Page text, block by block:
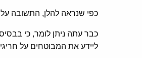
כפי שנראה להלן, התשובה
ליידע את המבוטחים על